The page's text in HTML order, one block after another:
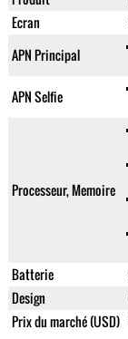
Ecran
APN Principal
APN Selfie
Processeur, Memoire
Batterie
Design
Prix du marché (USD)